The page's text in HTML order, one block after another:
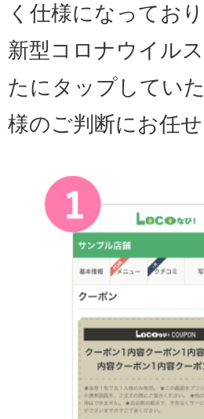
く仕様になっており
新型コロナウイル
たにタップしてい
様のご判断にお任せ